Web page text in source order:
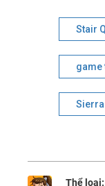
Stair
game
Sierra
Thể loại: